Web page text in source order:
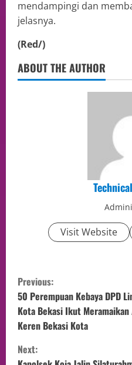
mendampingi dan
jelasnya.
(Red/)
ABOUT THE AUTHOR
Visit Website
Previous:
50 Perempuan Kebaya DPD
Kota Bekasi Ikut Meramaikan
Keren Bekasi Kota
Next: